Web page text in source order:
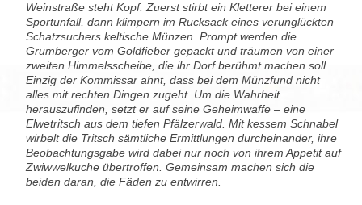
Weinstraße steht Kopf: Zuerst stirbt ein Kletterer bei einem
Sportunfall, dann klimpern im Rucksack eines verunglückten
Schatzsuchers keltische Münzen. Prompt werden die
Grumberger vom Goldfieber gepackt und träumen von einer
zweiten Himmelsscheibe, die ihr Dorf berühmt machen soll.
Einzig der Kommissar ahnt, dass bei dem Münzfund nicht
alles mit rechten Dingen zugeht. Um die Wahrheit
herauszufinden, setzt er auf seine Geheimwaffe – eine
Elwetritsch aus dem tiefen Pfälzerwald. Mit kessem Schnabel
wirbelt die Tritsch sämtliche Ermittlungen durcheinander, ihre
Beobachtungsgabe wird dabei nur noch von ihrem Appetit auf
Zwiwwelkuche übertroffen. Gemeinsam machen sich die
beiden daran, die Fäden zu entwirren.